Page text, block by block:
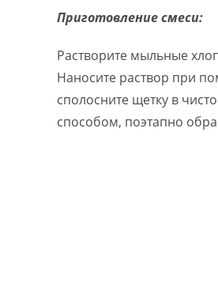
Приготовление смеси:
Растворите мыльные
Наносите раствор при
сполосните щетку в
способом, поэтапно